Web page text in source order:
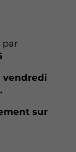
par
vendredi
sur